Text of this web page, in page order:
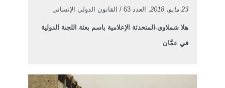
23 مايو، 2018 , العدد 63 / القانون الدولي الإنساني
هلا شملاوي-المتحدثة الإعلامية باسم بعثة اللجنة الدولية
في عمَّان